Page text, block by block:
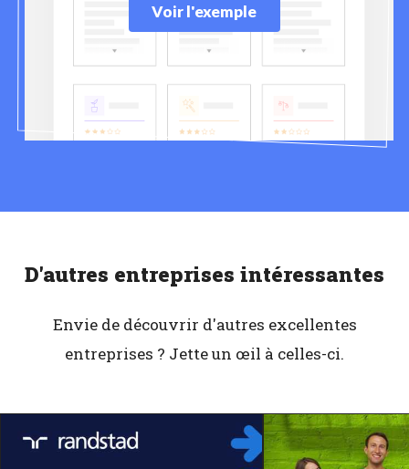
Voir l'exemple
D'autres entreprises intéressantes
Envie de découvrir d'autres excellentes
entreprises ? Jette un œil à celles-ci.